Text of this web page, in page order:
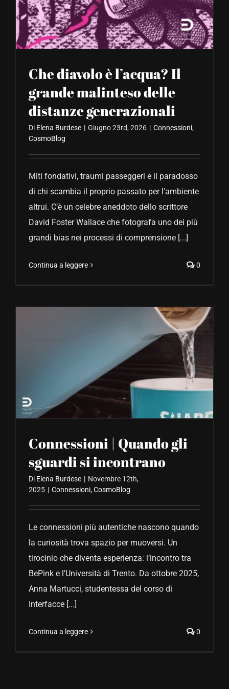
CONTATTACI
Che diavolo è l’acqua? Il
grande malinteso delle
distanze generazionali
Di Elena Burdese | Giugno 23rd, 2026 | Connessioni,
CosmoBlog
Miti fondativi, traumi passeggeri e il paradosso
di chi scambia il proprio passato per l'ambiente
altrui. C’è un celebre aneddoto dello scrittore
David Foster Wallace che fotografa uno dei più
grandi bias nei processi di comprensione [...]
Continua a leggere 0
Connessioni | Quando gli
sguardi si incontrano
Di Elena Burdese | Novembre 12th,
2025 | Connessioni,CosmoBlog
Le connessioni più autentiche nascono quando
la curiosità trova spazio per muoversi. Un
tirocinio che diventa esperienza: l’incontro tra
BePink e l’Università di Trento. Da ottobre 2025,
Anna Martucci, studentessa del corso di
Interfacce [...]
Continua a leggere 0